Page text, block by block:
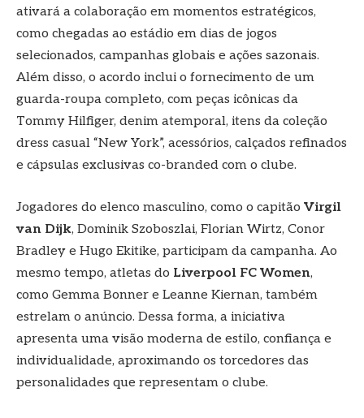
ativará a colaboração em momentos estratégicos,
como chegadas ao estádio em dias de jogos
selecionados, campanhas globais e ações sazonais.
Além disso, o acordo inclui o fornecimento de um
guarda-roupa completo, com peças icônicas da
Tommy Hilfiger, denim atemporal, itens da coleção
dress casual “New York”, acessórios, calçados refinados
e cápsulas exclusivas co-branded com o clube.
Jogadores do elenco masculino, como o capitão Virgil
van Dijk, Dominik Szoboszlai, Florian Wirtz, Conor
Bradley e Hugo Ekitike, participam da campanha. Ao
mesmo tempo, atletas do Liverpool FC Women,
como Gemma Bonner e Leanne Kiernan, também
estrelam o anúncio. Dessa forma, a iniciativa
apresenta uma visão moderna de estilo, confiança e
individualidade, aproximando os torcedores das
personalidades que representam o clube.